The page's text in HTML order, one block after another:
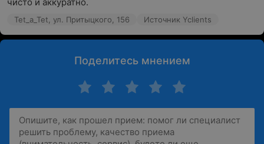
Tet_a_Tet, ул. Притыцкого, 156 Источник Yclients
Поделитесь мнением